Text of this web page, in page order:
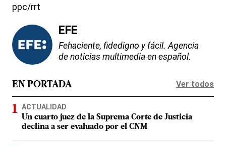
ppc/rrt
EFE
Fehaciente, fidedigno y fácil. Agencia
de noticias multimedia en español.
EN PORTADA Ver todos
ACTUALIDAD
Un cuarto juez de la Suprema Corte de Justicia
declina a ser evaluado por el CNM